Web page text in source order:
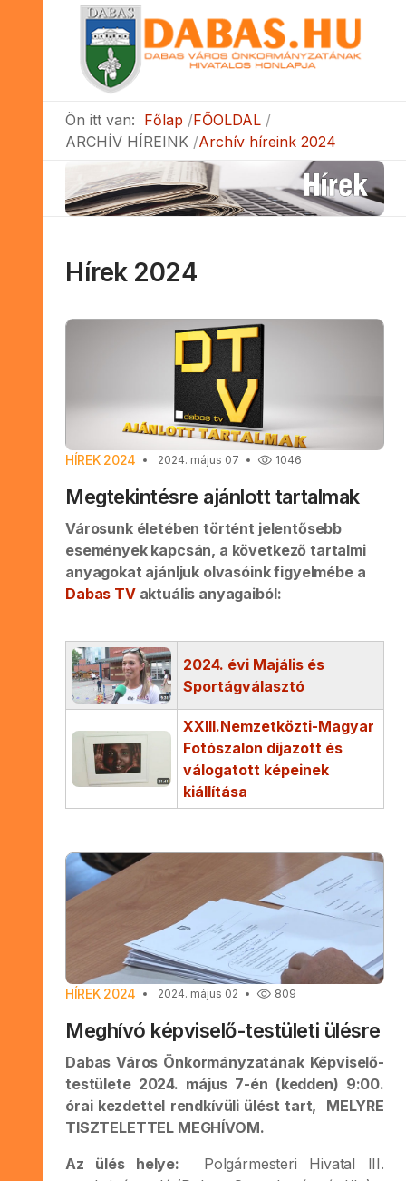
Ön itt van: Főlap
FŐOLDAL
ARCHÍV HÍREINK Archív híreink 2024
Hírek 2024
HÍREK 2024 2024. május 07 1046
Megtekintésre ajánlott tartalmak
Városunk életében történt jelentősebb
események kapcsán, a következő tartalmi
anyagokat ajánljuk olvasóink figyelmébe a
Dabas TVaktuális anyagaiból:
2024. évi Majális és
Sportágválasztó
XXIII.Nemzetközti-Magyar
Fotószalon díjazott és
válogatott képeinek
kiállítása
HÍREK 2024 2024. május 02 809
Meghívó képviselő-testületi ülésre
Dabas Város Önkormányzatának Képviselő-
testülete 2024. május 7-én (kedden) 9:00.
órai kezdettel rendkívüli ülést tart, MELYRE
TISZTELETTEL MEGHÍVOM.
Az ülés helye: Polgármesteri Hivatal III.